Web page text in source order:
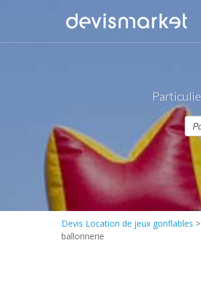
Devis Location de jeux gonflables >
ballonnerie